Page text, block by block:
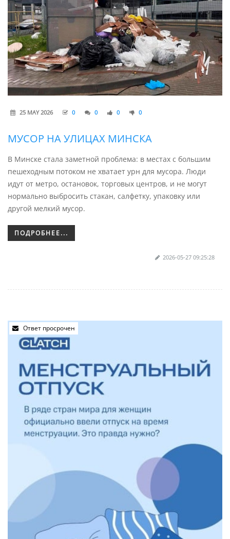
25 MAY 2026 0 0 0 0
МУСОР НА УЛИЦАХ МИНСКА
В Минске стала заметной проблема: в местах с большим
пешеходным потоком не хватает урн для мусора. Люди
идут от метро, остановок, торговых центров, и не могут
нормально выбросить стакан, салфетку, упаковку или
другой мелкий мусор.
ПОДРОБНЕЕ...
2026-05-27 09:25:28
Ответ просрочен